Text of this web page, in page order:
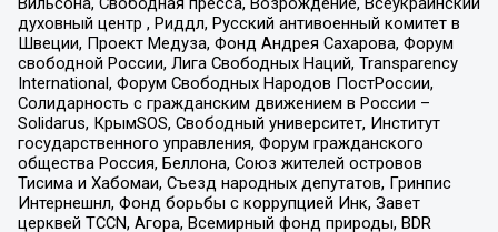
духовный центр , Риддл, Русский антивоенный комитет в
Швеции, Проект Медуза, Фонд Андрея Сахарова, Форум
свободной России, Лига Свободных Наций, Transparеncy
International, Форум Свободных Народов ПостРоссии,
Солидарность с гражданским движением в России –
Solidarus, КрымSOS, Свободный университет, Институт
государственного управления, Форум гражданского
общества Россия, Беллона, Союз жителей островов
Тисима и Хабомаи, Съезд народных депутатов, Гринпис
Интернешнл, Фонд борьбы с коррупцией Инк, Завет
церквей TCCN, Агора, Всемирный фонд природы, BDR